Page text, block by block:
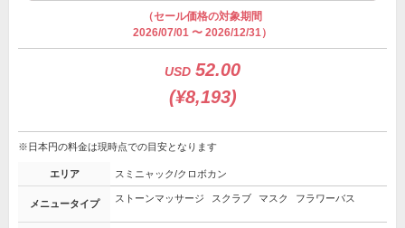
（セール価格の対象期間
2026/07/01 〜 2026/12/31）
USD 52.00
(¥8,193)
※日本円の料金は現時点での目安となります
エリア スミニャック/クロボカン
メニュータイプ ストーンマッサージ スクラブ マスク フラワーバス